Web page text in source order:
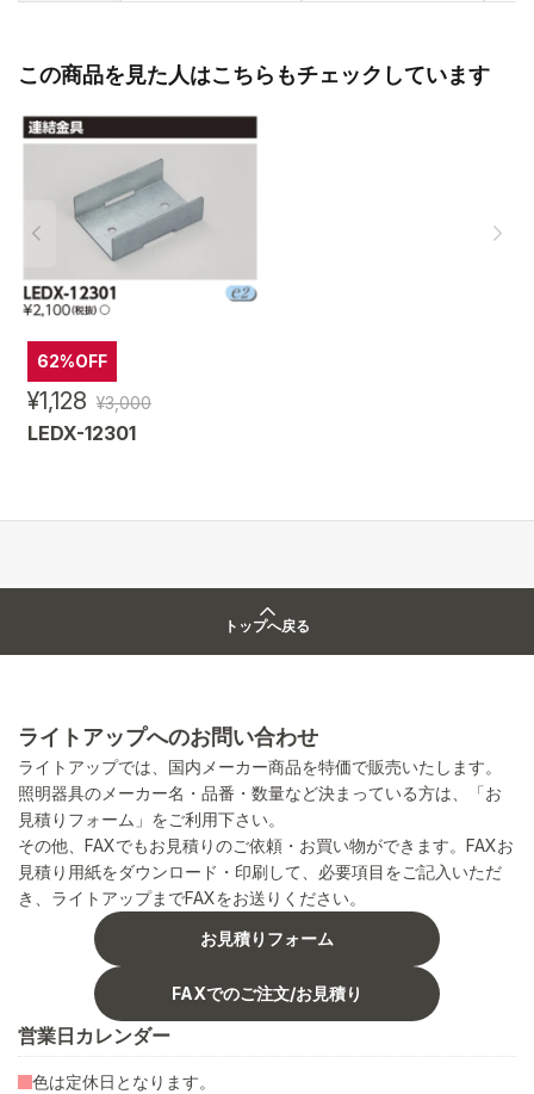
この商品を見た人はこちらもチェックしています
62%OFF
¥1,128 ¥3,000
LEDX-12301
トップへ戻る
ライトアップへのお問い合わせ
ライトアップでは、国内メーカー商品を特価で販売いたします。
照明器具のメーカー名・品番・数量など決まっている方は、「お
見積りフォーム」をご利用下さい。
その他、FAXでもお見積りのご依頼・お買い物ができます。FAXお
見積り用紙をダウンロード・印刷して、必要項目をご記入いただ
き、ライトアップまでFAXをお送りください。
お見積りフォーム
FAXでのご注文/お見積り
営業日カレンダー
色は定休日となります。